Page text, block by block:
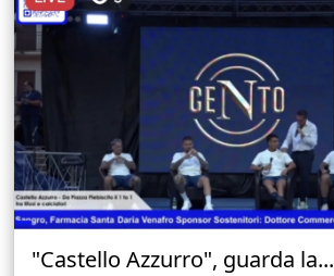
"Castello Azzurro", guarda la...